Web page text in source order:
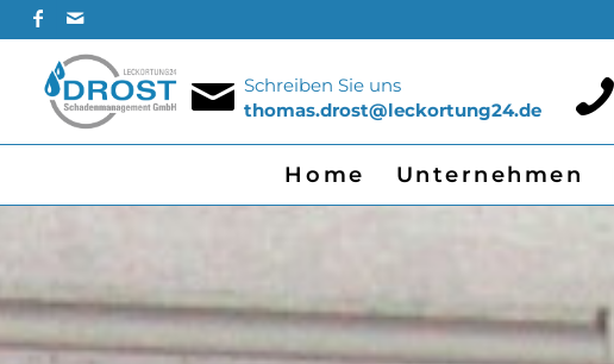
Schreiben Sie uns
thomas.drost@leckortung24.de
Home Unternehmen